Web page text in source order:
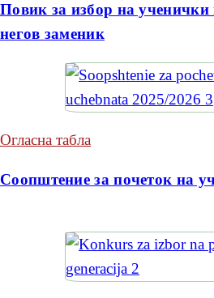
Повик за избор на ученички
негов заменик
Огласна табла
Соопштение за почеток на